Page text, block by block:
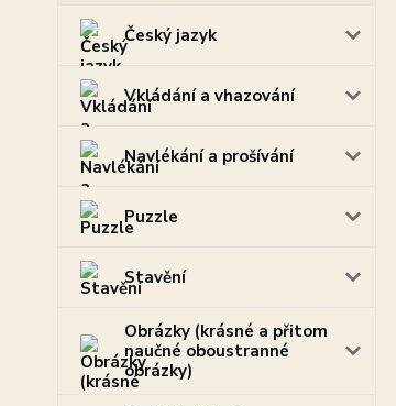
Český jazyk
Vkládání a vhazování
Navlékání a prošívání
Puzzle
Stavění
Obrázky (krásné a přitom
naučné oboustranné
obrázky)